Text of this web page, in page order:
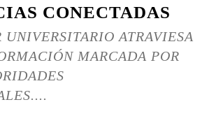
CONECTADAS
ATRAVIESA
MARCADA POR